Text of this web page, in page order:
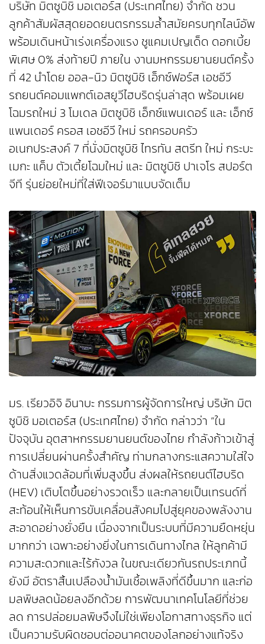
บริษัท มิตซูบิชิ มอเตอร์ส (ประเทศไทย) จำกัด ชวน
ลูกค้าสัมผัสสุดยอดยนตรกรรมล้ำสมัยครบทุกไลน์อัพ
พร้อมเดินหน้าเร่งเครื่องแรง ชูแคมเปญเด็ด ดอกเบี้ย
พิเศษ 0% ส่งท้ายปี ภายใน งานมหกรรมยานยนต์ครั้ง
ที่ 42 นำโดย ออล-นิว มิตซูบิชิ เอ็กซ์ฟอร์ส เอชอีวี
รถยนต์คอมแพกต์เอสยูวีไฮบริดรุ่นล่าสุด พร้อมเผย
โฉมรถใหม่ 3 โมเดล มิตซูบิชิ เอ็กซ์แพนเดอร์ และ เอ็กซ์
แพนเดอร์ ครอส เอชอีวี ใหม่ รถครอบครัว
อเนกประสงค์ 7 ที่นั่งมิตซูบิชิ ไทรทัน สตรีท ใหม่ กระบะ
เมกะ แค็บ ตัวเตี้ยโฉมใหม่ และ มิตซูบิชิ ปาเจโร สปอร์ต
จีที รุ่นย่อยใหม่ที่ใส่ฟีเจอร์มาแบบจัดเต็ม
มร. เรียวอิจิ อินาบะ กรรมการผู้จัดการใหญ่ บริษัท มิต
ซูบิชิ มอเตอร์ส (ประเทศไทย) จำกัด กล่าวว่า “ใน
ปัจจุบัน อุตสาหกรรมยานยนต์ของไทย กำลังก้าวเข้าสู่
การเปลี่ยนผ่านครั้งสำคัญ ท่ามกลางกระแสความใส่ใจ
ด้านสิ่งแวดล้อมที่เพิ่มสูงขึ้น ส่งผลให้รถยนต์ไฮบริด
(HEV) เติบโตขึ้นอย่างรวดเร็ว และกลายเป็นเทรนด์ที่
สะท้อนให้เห็นการขับเคลื่อนสังคมไปสู่ยุคของพลังงาน
สะอาดอย่างยั่งยืน เนื่องจากเป็นระบบที่มีความยืดหยุ่น
มากกว่า เฉพาะอย่างยิ่งในการเดินทางไกล ให้ลูกค้ามี
ความสะดวกและไร้กังวล ในขณะเดียวกันรถประเภทนี้
ยังมี อัตราสิ้นเปลืองน้ำมันเชื้อเพลิงที่ดีขึ้นมาก และก่อ
มลพิษลดน้อยลงอีกด้วย การพัฒนาเทคโนโลยีที่ช่วย
ลด การปล่อยมลพิษจึงไม่ใช่เพียงโอกาสทางธุรกิจ แต่
เป็นความรับผิดชอบต่ออนาคตของโลกอย่างแท้จริง